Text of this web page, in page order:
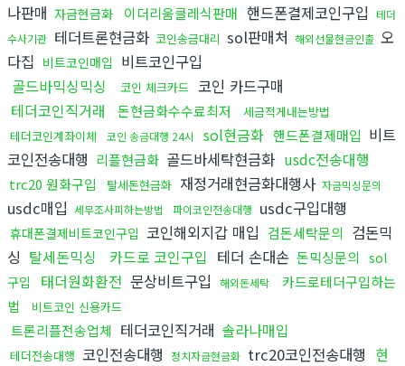
나판매 자금현금화 이더리움클레식판매 핸드폰결제코인구입 테더
수사기관 테더트론현금화 코인송금대리 sol판매처 해외선물현금인출 오
다집 비트코인매입 비트코인구입
골드바믹싱믹싱
코인 체크카드 코인 카드구매
테더코인직거래
돈현금화수수료최저
세금적게내는방법
테더코인계좌이체
코인 송금대행 24시 sol현금화 핸드폰결제매입 비트
코인전송대행 리플현금화 골드바세탁현금화 usdc전송대행
trc20 원화구입 탈세돈현금화 재정거래현금화대행사 자금믹싱문의
usdc매입 세무조사피하는방법 파이코인전송대행 usdc구입대행
휴대폰결제비트코인구입 코인해외지갑 매입 검돈세탁문의 검돈믹
싱 탈세돈믹싱 카드로 코인구입 테더 손대손 돈믹싱문의 sol
구입
태더원화환전 문상비트구입 해외돈세탁
카드로테더구입하는
법
비트코인 신용카드
트론리플전송업체 테더코인직거래 솔라나매입
테더전송대행 코인전송대행 정치자금현금화 trc20코인전송대행 현